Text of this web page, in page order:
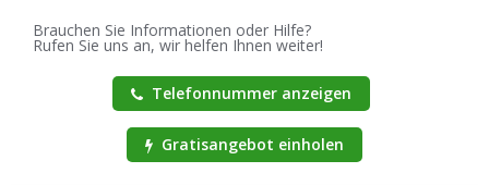
Brauchen Sie Informationen oder Hilfe?
Rufen Sie uns an, wir helfen Ihnen weiter!
Telefonnummer anzeigen
Gratisangebot einholen